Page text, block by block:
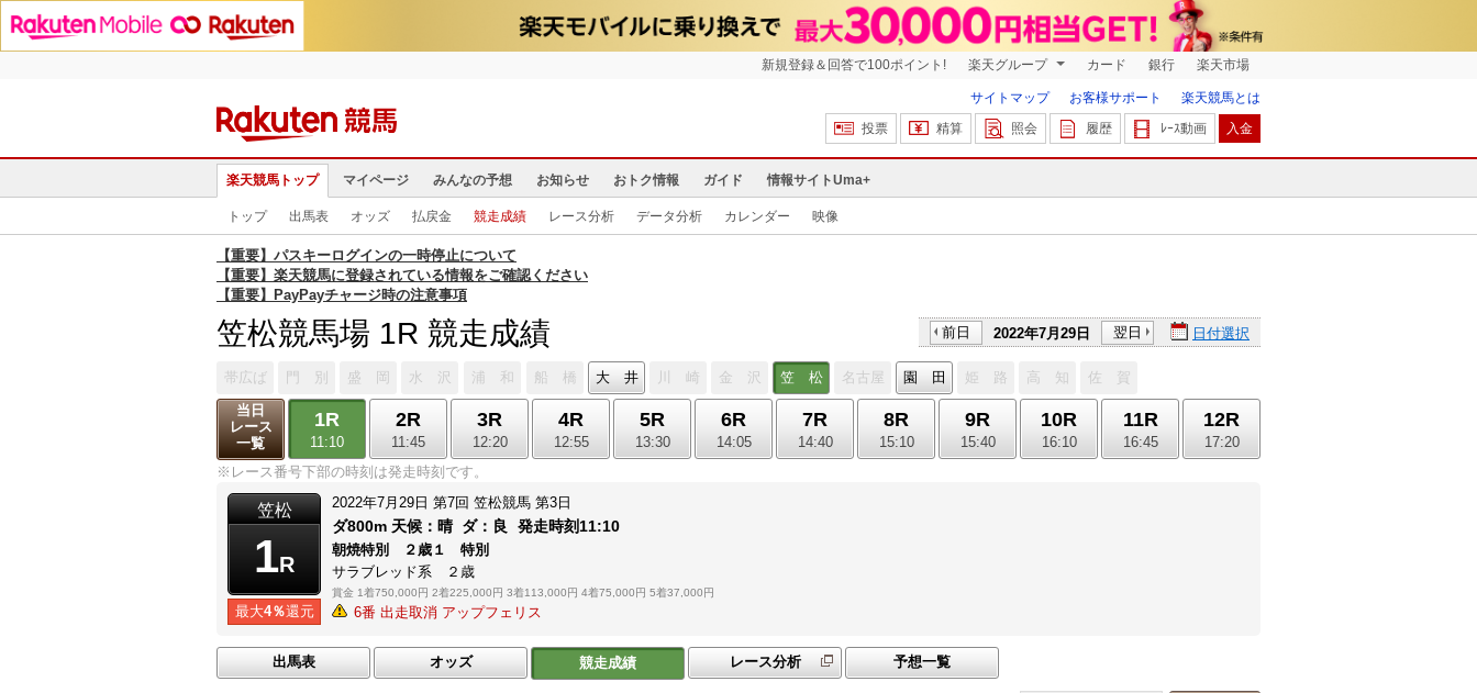
新規登録＆回答で100ポイント! 楽天グループ カード 銀行 楽天市場
サイトマップ お客様サポート
楽天競馬とは
投票
精算 照会 履歴 ﾚｰｽ動画 入金
楽天競馬トップ マイページ みんなの予想 お知らせ おトク情報 ガイド 情報サイトUma+
トップ 出馬表 オッズ 払戻金 競走成績 レース分析 データ分析 カレンダー 映像
【重要】パスキーログインの一時停止について
【重要】楽天競馬に登録されている情報をご確認ください
【重要】PayPayチャージ時の注意事項
笠松競馬場 1R 競走成績 前日 2022年7月29日 翌日 日付選択
帯広ば 門 別 盛 岡 水 沢 浦 和 船 橋 大 井 川 崎 金 沢 笠 松 名古屋 園 田 姫 路 高 知
佐 賀
当日
レース
一覧
1R
11:10
2R
11:45
3R
12:20
4R
12:55
5R
13:30
6R
14:05
7R
14:40
8R
15:10
9R
15:40
10R
16:10
11R
16:45
12R
17:20
※レース番号下部の時刻は発走時刻です。
笠松
1R
最大4％還元
2022年7月29日 第7回 笠松競馬 第3日
ダ800m 天候： 晴 ダ： 良 発走時刻11:10
朝焼特別 ２歳１ 特別
サラブレッド系 ２歳
賞金 1着750,000円 2着225,000円 3着113,000円 4着75,000円 5着37,000円
6番 出走取消 アップフェリス
出馬表 オッズ 競走成績 レース分析 予想一覧